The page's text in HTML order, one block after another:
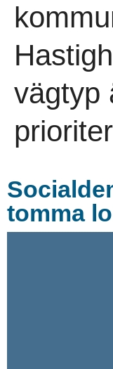
vägtyp
tomma